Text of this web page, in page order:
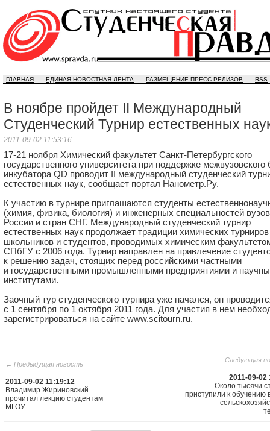
ГЛАВНАЯ ЕДИНАЯ НОВОСТНАЯ ЛЕНТА РАЗМЕЩЕНИЕ ПРЕСС-РЕЛИЗОВ RSS
В ноябре пройдет II Международный
Студенческий Турнир естественных
2011-09-02 11:53:16
17-21 ноября Химический факультет Санкт-Петербургского
государственного университета при поддержке межвузовского
инкубатора QD проводит II международный студенческий
естественных наук, сообщает портал Нанометр.Ру.
К участию в турнире приглашаются студенты
(химия, физика, биология) и инженерных специальностей вузов
России и стран СНГ. Международный студенческий турнир
естественных наук продолжает традиции химических
школьников и студентов, проводимых химическим
СПбГУ с 2006 года. Турнир направлен на привлечение
к решению задач, стоящих перед российскими частными
и государственными промышленными предприятиями и
институтами.
Заочный тур студенческого турнира уже начался, он
с 1 сентября по 1 октября 2011 года. Для участия в нем
зарегистрироваться на сайте www.scitourn.ru.
← Предыдущая новость
2011-09-02 11:19:12
Владимир Жириновский
прочитал лекцию студентам
МГОУ
Следующая
2011-09-02
Около тысячи
приступили к обучению